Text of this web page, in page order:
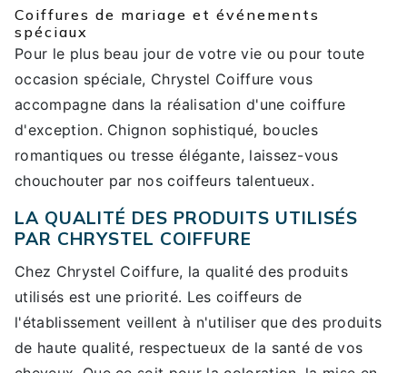
Coiffures de mariage et événements
spéciaux
Pour le plus beau jour de votre vie ou pour toute
occasion spéciale, Chrystel Coiffure vous
accompagne dans la réalisation d'une coiffure
d'exception. Chignon sophistiqué, boucles
romantiques ou tresse élégante, laissez-vous
chouchouter par nos coiffeurs talentueux.
LA QUALITÉ DES PRODUITS UTILISÉS
PAR CHRYSTEL COIFFURE
Chez Chrystel Coiffure, la qualité des produits
utilisés est une priorité. Les coiffeurs de
l'établissement veillent à n'utiliser que des produits
de haute qualité, respectueux de la santé de vos